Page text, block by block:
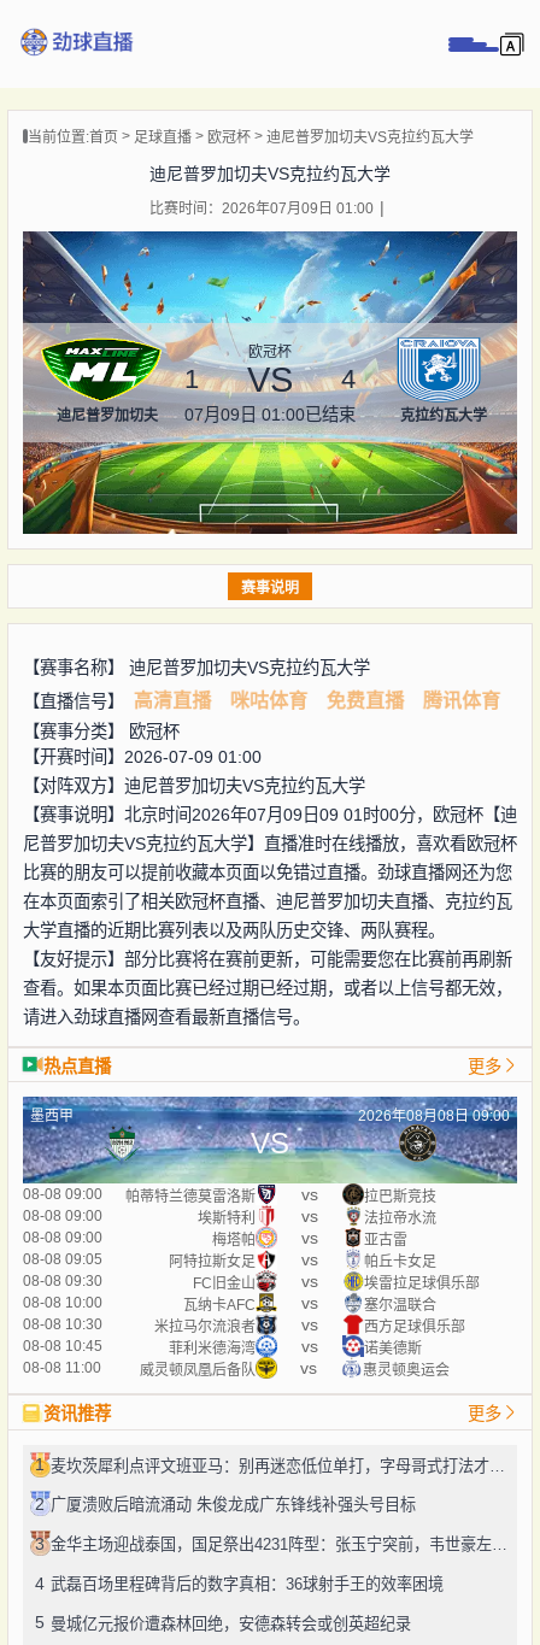
播
闻
当前位置:首页 足球直播 欧冠杯 迪尼普罗加切夫VS克拉约瓦大学
迪尼普罗加切夫VS克拉约瓦大学
比赛时间：2026年07月09日 01:00
迪尼普罗加切夫
欧冠杯
1 VS 4
07月09日 01:00已结束 克拉约瓦大学
赛事说明
【赛事名称】 迪尼普罗加切夫VS克拉约瓦大学
【直播信号】
高清直播 咪咕体育 免费直播 腾讯体育
【赛事分类】
欧冠杯
【开赛时间】2026-07-09 01:00
【对阵双方】 迪尼普罗加切夫VS克拉约瓦大学
【赛事说明】北京时间2026年07月09日09 01时00分，欧冠杯【迪
尼普罗加切夫VS克拉约瓦大学】直播准时在线播放，喜欢看欧冠杯
比赛的朋友可以提前收藏本页面以免错过直播。劲球直播网还为您
在本页面索引了相关欧冠杯直播、迪尼普罗加切夫直播、克拉约瓦
大学直播的近期比赛列表以及两队历史交锋、两队赛程。
【友好提示】部分比赛将在赛前更新，可能需要您在比赛前再刷新
查看。如果本页面比赛已经过期已经过期，或者以上信号都无效，
请进入劲球直播网查看最新直播信号。
热点直播 更多
墨西甲 2026年08月08日 09:00
VS
08-08 09:00 帕蒂特兰德莫雷洛斯 vs
拉巴斯竞技
08-08 09:00
埃斯特利 vs
法拉帝水流
08-08 09:00
梅塔帕 vs
亚古雷
08-08 09:05
阿特拉斯女足 vs
帕丘卡女足
08-08 09:30
FC旧金山 vs
埃雷拉足球俱乐部
08-08 10:00
瓦纳卡AFC vs
塞尔温联合
08-08 10:30
米拉马尔流浪者 vs
西方足球俱乐部
08-08 10:45
菲利米德海湾 vs
诺美德斯
08-08 11:00
威灵顿凤凰后备队 vs 惠灵顿奥运会
资讯推荐 更多
1 麦坎茨犀利点评文班亚马：别再迷恋低位单打，字母哥式打法才是未来
2 广厦溃败后暗流涌动 朱俊龙成广东锋线补强头号目标
3 金华主场迎战泰国，国足祭出4231阵型：张玉宁突前，韦世豪左路驰骋
4 武磊百场里程碑背后的数字真相：36球射手王的效率困境
5 曼城亿元报价遭森林回绝，安德森转会或创英超纪录